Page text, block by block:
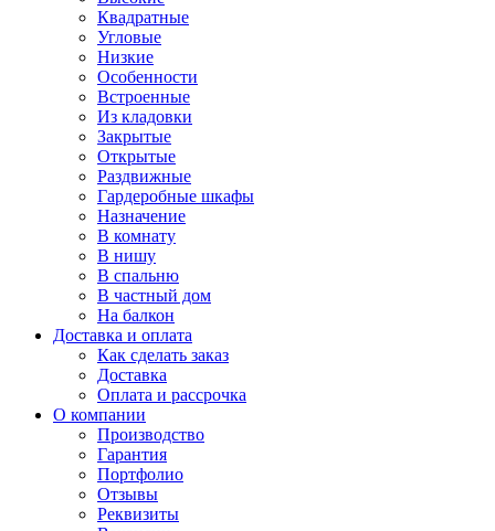
Квадратные
Угловые
Низкие
Особенности
Встроенные
Из кладовки
Закрытые
Открытые
Раздвижные
Гардеробные шкафы
Назначение
В комнату
В нишу
В спальню
В частный дом
На балкон
Доставка и оплата
Как сделать заказ
Доставка
Оплата и рассрочка
О компании
Производство
Гарантия
Портфолио
Отзывы
Реквизиты